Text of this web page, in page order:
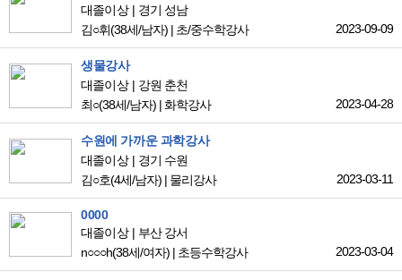
대졸이상
경기 성남
김○휘(38세/남자) | 초/중수학강사 2023-09-09
생물강사
대졸이상
강원 춘천
최○(38세/남자) | 화학강사 2023-04-28
수원에 가까운 과학강사
대졸이상
경기 수원
김○호(4세/남자) | 물리강사 2023-03-11
0000
대졸이상
부산 강서
n○○○h(38세/여자) | 초등수학강사 2023-03-04